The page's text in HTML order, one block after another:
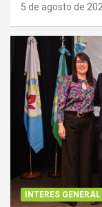
5 de agosto de
INTERES GENERAL